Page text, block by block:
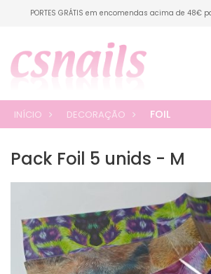
PORTES GRÁTIS em encomendas acima de 48€
INÍCIO DECORAÇÃO FOIL
Pack Foil 5 unids - M